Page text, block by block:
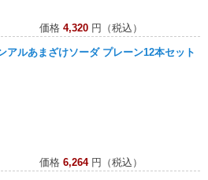
価格 4,320円（税込）
アルあまざけソーダ プレーン12本セット
価格 6,264円（税込）